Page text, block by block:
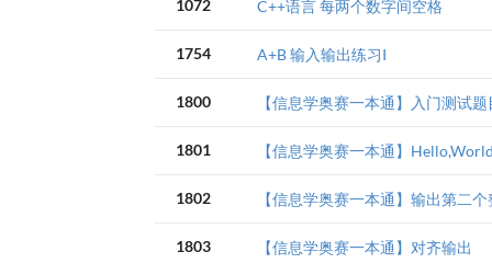
1072 C++语言 每两个数字间空格
1754 A+B 输入输出练习I
1800 【信息学奥赛一本通】入门测试题
1801 【信息学奥赛一本通】
1802 【信息学奥赛一本通】输出第二个
1803 【信息学奥赛一本通】对齐输出